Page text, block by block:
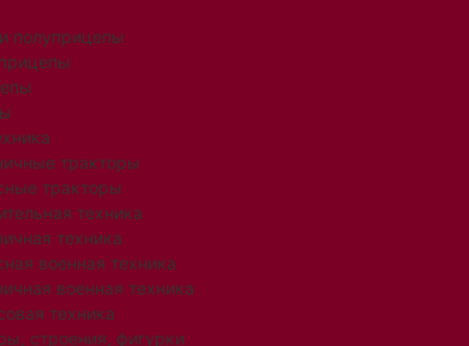
полуприцепы
тракторы
тракторы
техника
техника
военная техника
военная техника
техника
строения, фигурки